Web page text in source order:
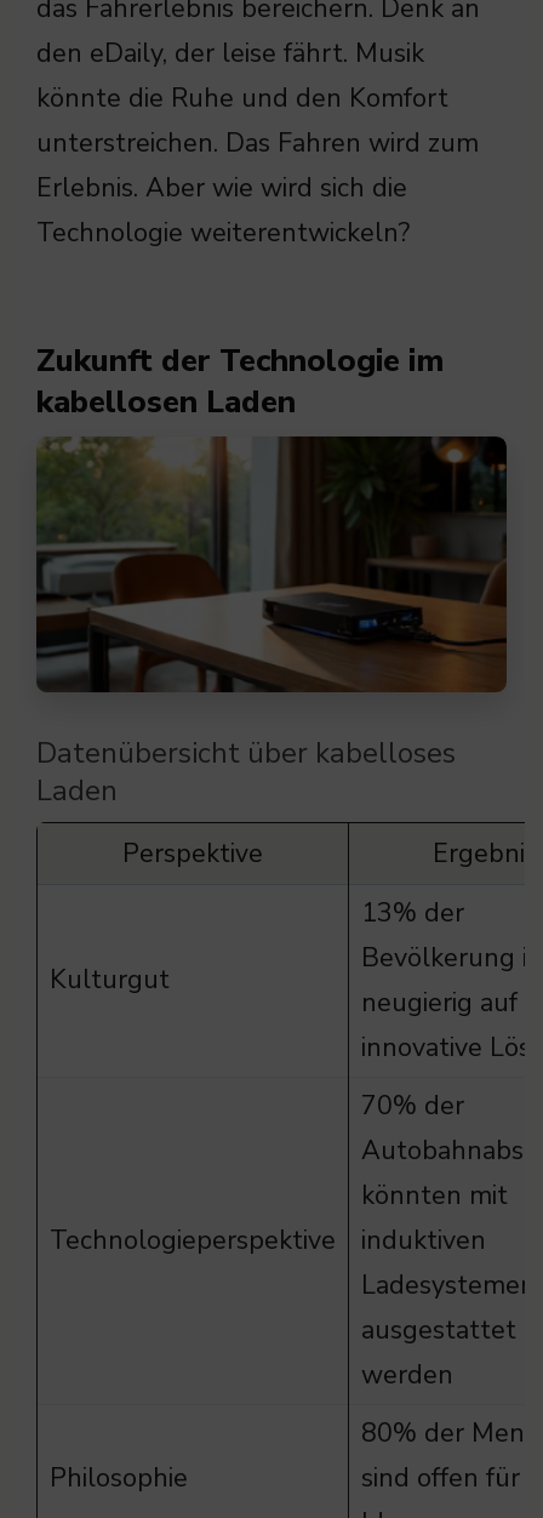
das Fahrerlebnis bereichern. Denk an
den eDaily, der leise fährt. Musik
könnte die Ruhe und den Komfort
unterstreichen. Das Fahren wird zum
Erlebnis. Aber wie wird sich die
Technologie weiterentwickeln?
Zukunft der Technologie im
kabellosen Laden
Datenübersicht über kabelloses
Laden
Perspektive Ergebnis
Kulturgut
13% der
Bevölkerung
neugierig auf
innovative
Technologieperspektive
70% der
könnten mit
induktiven
Ladesystemen
ausgestattet
werden
Philosophie
80% der
sind offen für